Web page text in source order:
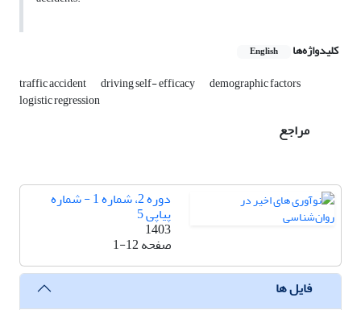
کلیدواژه‌ها English
traffic accident driving self- efficacy demographic factors
logistic regression
مراجع
دوره 2، شماره 1 - شماره
پیاپی 5
1403
صفحه1-12
فایل ها